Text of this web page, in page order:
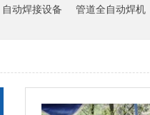
自动焊接设备 管道全自动焊机